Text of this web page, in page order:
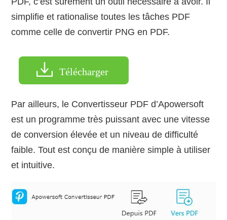
simplifie et rationalise toutes les tâches PDF
comme celle de convertir PNG en PDF.
Télécharger
Par ailleurs, le Convertisseur PDF d’Apowersoft
est un programme très puissant avec une vitesse
de conversion élevée et un niveau de difficulté
faible. Tout est conçu de manière simple à utiliser
et intuitive.